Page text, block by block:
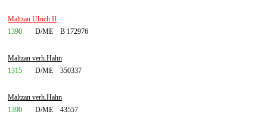
Maltzan Ulrich II
1390
D/ME B 172976
Maltzan verh.Hahn
1315
D/ME 350337
Maltzan verh.Hahn
1390
D/ME 43557